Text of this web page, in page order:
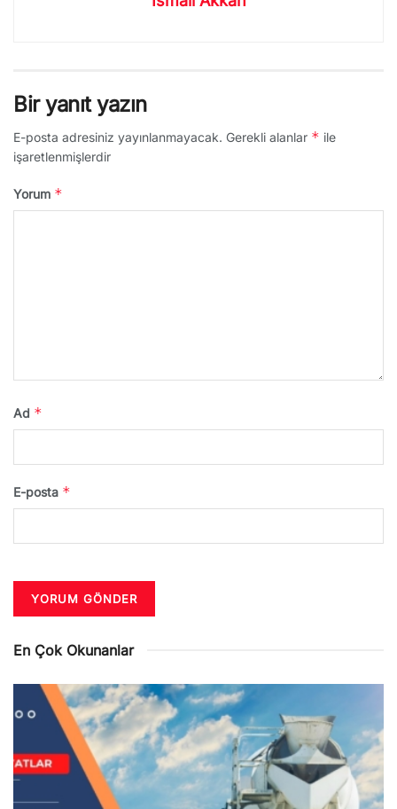
Bir yanıt yazın
E-posta adresiniz yayınlanmayacak. Gerekli alanlar * ile
işaretlenmişlerdir
Yorum *
Ad *
E-posta *
En Çok Okunanlar